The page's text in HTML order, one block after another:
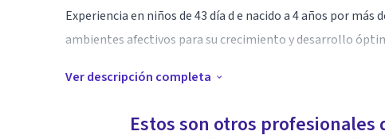
Experiencia en niños de 43 día d e nacido a 4 años por más
ambientes afectivos para su crecimiento y desarrollo
Aptitudes
Ver descripción completa
Estos son otros